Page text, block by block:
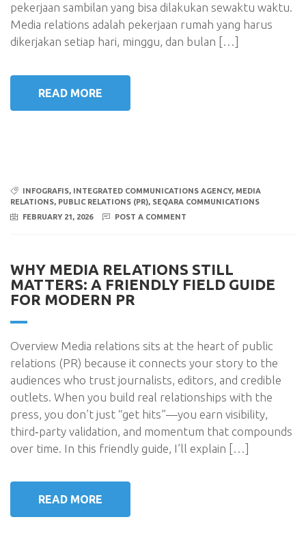
pekerjaan sambilan yang bisa dilakukan sewaktu waktu.
Media relations adalah pekerjaan rumah yang harus
dikerjakan setiap hari, minggu, dan bulan […]
READ MORE
INFOGRAFIS, INTEGRATED COMMUNICATIONS AGENCY, MEDIA
RELATIONS, PUBLIC RELATIONS (PR), SEQARA COMMUNICATIONS
FEBRUARY 21, 2026
POST A COMMENT
WHY MEDIA RELATIONS STILL
MATTERS: A FRIENDLY FIELD GUIDE
FOR MODERN PR
Overview Media relations sits at the heart of public
relations (PR) because it connects your story to the
audiences who trust journalists, editors, and credible
outlets. When you build real relationships with the
press, you don’t just “get hits”—you earn visibility,
third‑party validation, and momentum that compounds
over time. In this friendly guide, I’ll explain […]
READ MORE